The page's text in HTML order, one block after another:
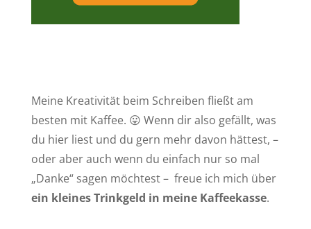
Meine Kreativität beim Schreiben fließt am
besten mit Kaffee. 😛 Wenn dir also gefällt, was
du hier liest und du gern mehr davon hättest, –
oder aber auch wenn du einfach nur so mal
„Danke“ sagen möchtest – freue ich mich über
ein kleines Trinkgeld in meine Kaffeekasse.